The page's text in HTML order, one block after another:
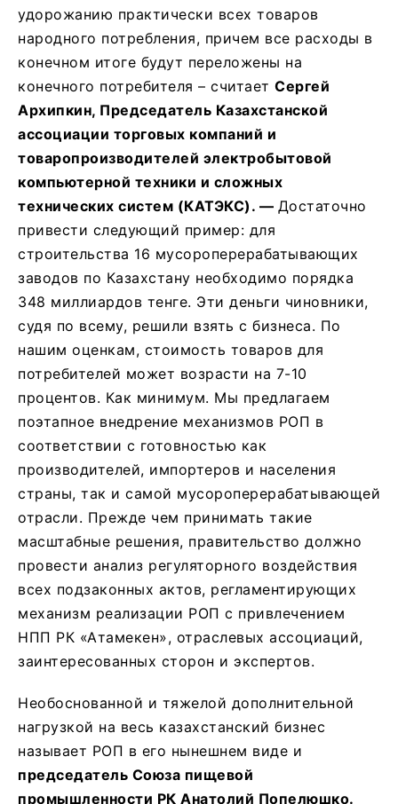
удорожанию практически всех товаров
народного потребления, причем все расходы в
конечном итоге будут переложены на
конечного потребителя – считает Сергей
Архипкин, Председатель Казахстанской
ассоциации торговых компаний и
товаропроизводителей электробытовой
компьютерной техники и сложных
технических систем (КАТЭКС). — Достаточно
привести следующий пример: для
строительства 16 мусороперерабатывающих
заводов по Казахстану необходимо порядка
348 миллиардов тенге. Эти деньги чиновники,
судя по всему, решили взять с бизнеса. По
нашим оценкам, стоимость товаров для
потребителей может возрасти на 7-10
процентов. Как минимум. Мы предлагаем
поэтапное внедрение механизмов РОП в
соответствии с готовностью как
производителей, импортеров и населения
страны, так и самой мусороперерабатывающей
отрасли. Прежде чем принимать такие
масштабные решения, правительство должно
провести анализ регуляторного воздействия
всех подзаконных актов, регламентирующих
механизм реализации РОП с привлечением
НПП РК «Атамекен», отраслевых ассоциаций,
заинтересованных сторон и экспертов.
Необоснованной и тяжелой дополнительной
нагрузкой на весь казахстанский бизнес
называет РОП в его нынешнем виде и
председатель Союза пищевой
промышленности РК Анатолий Попелюшко.